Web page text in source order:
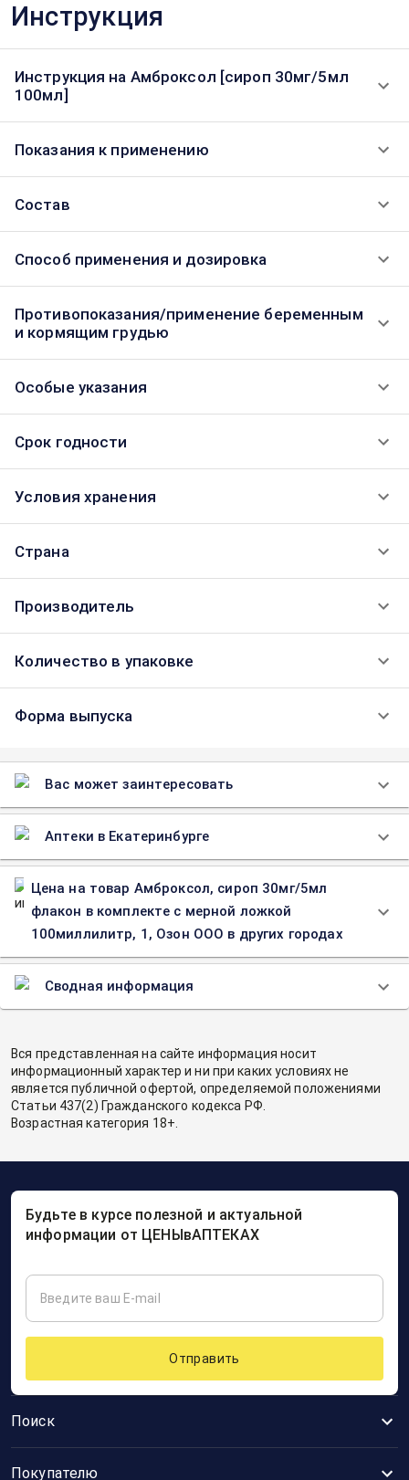
Инструкция
Инструкция на Амброксол [сироп 30мг/5мл
100мл]
Показания к применению
Состав
Способ применения и дозировка
Противопоказания/применение беременным
и кормящим грудью
Особые указания
Срок годности
Условия хранения
Страна
Производитель
Количество в упаковке
Форма выпуска
Вас может заинтересовать
Аптеки в Екатеринбурге
Цена на товар Амброксол, сироп 30мг/5мл
флакон в комплекте с мерной ложкой
100миллилитр, 1, Озон ООО в других городах
Сводная информация
Вся представленная на сайте информация носит
информационный характер и ни при каких условиях не
является публичной офертой, определяемой положениями
Статьи 437(2) Гражданского кодекса РФ.
Возрастная категория 18+.
Поиск
Покупателю
Будьте в курсе полезной и актуальной
информации от ЦЕНЫвАПТЕКАХ
Отправить